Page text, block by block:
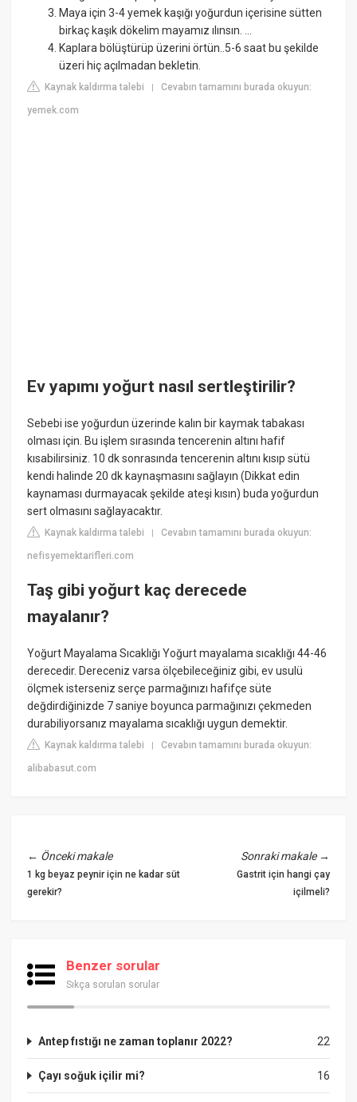
Maya için 3-4 yemek kaşığı yoğurdun içerisine sütten
birkaç kaşık dökelim mayamız ılınsın. ...
Kaplara bölüştürüp üzerini örtün..5-6 saat bu şekilde
üzeri hiç açılmadan bekletin.
Kaynak kaldırma talebi |Cevabın tamamını burada okuyun:
yemek.com
Ev yapımı yoğurt nasıl sertleştirilir?
Sebebi ise yoğurdun üzerinde kalın bir kaymak tabakası
olması için. Bu işlem sırasında tencerenin altını hafif
kısabilirsiniz. 10 dk sonrasında tencerenin altını kısıp sütü
kendi halinde 20 dk kaynaşmasını sağlayın (Dikkat edin
kaynaması durmayacak şekilde ateşi kısın) buda yoğurdun
sert olmasını sağlayacaktır.
Kaynak kaldırma talebi |Cevabın tamamını burada okuyun:
nefisyemektarifleri.com
Taş gibi yoğurt kaç derecede
mayalanır?
Yoğurt Mayalama Sıcaklığı Yoğurt mayalama sıcaklığı 44-46
derecedir. Dereceniz varsa ölçebileceğiniz gibi, ev usulü
ölçmek isterseniz serçe parmağınızı hafifçe süte
değdirdiğinizde 7 saniye boyunca parmağınızı çekmeden
durabiliyorsanız mayalama sıcaklığı uygun demektir.
Kaynak kaldırma talebi |Cevabın tamamını burada okuyun:
alibabasut.com
← Önceki makale
1 kg beyaz peynir için ne kadar süt
gerekir?
Sonraki makale→
Gastrit için hangi çay
içilmeli?
Benzer sorular
Sıkça sorulan sorular
22
Antep fıstığı ne zaman toplanır 2022?
16
Çayı soğuk içilir mi?